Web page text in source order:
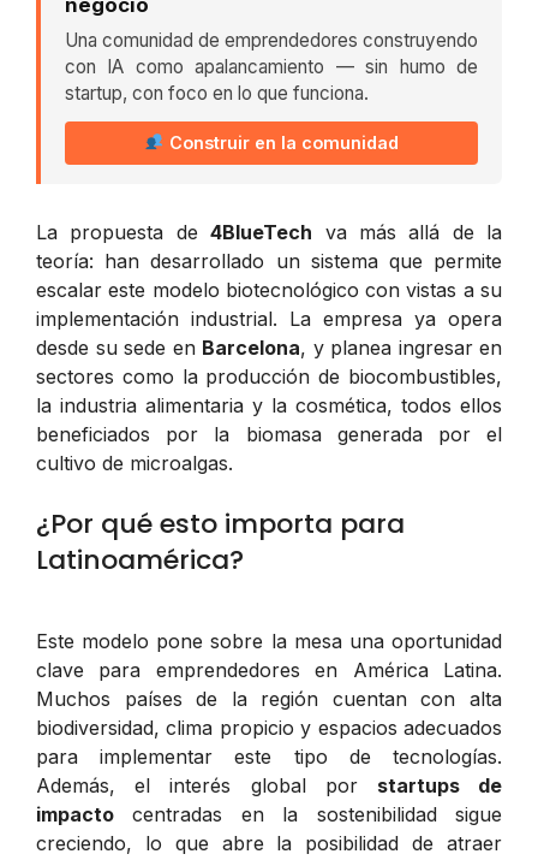
Una comunidad de emprendedores construyendo
con IA como apalancamiento — sin humo de
startup, con foco en lo que funciona.
Construir en la comunidad
La propuesta de4BlueTech va más allá de la
teoría: han desarrollado un sistema que permite
escalar este modelo biotecnológico con vistas a su
implementación industrial. La empresa ya opera
desde su sede en Barcelona, y planea ingresar en
sectores como la producción de biocombustibles,
la industria alimentaria y la cosmética, todos ellos
beneficiados por la biomasa generada por el
cultivo de microalgas.
¿Por qué esto importa para
Latinoamérica?
Este modelo pone sobre la mesa una oportunidad
clave para emprendedores en América Latina.
Muchos países de la región cuentan con alta
biodiversidad, clima propicio y espacios adecuados
para implementar este tipo de tecnologías.
Además, el interés global por startups de
impacto centradas en la sostenibilidad sigue
creciendo, lo que abre la posibilidad de atraer